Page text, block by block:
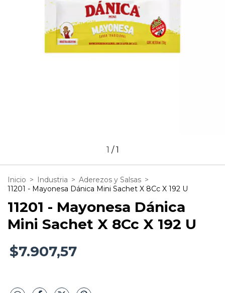
1 /1
Inicio > Industria > Aderezos y Salsas >
11201 - Mayonesa Dánica Mini Sachet X 8Cc X 192 U
11201 - Mayonesa Dánica
Mini Sachet X 8Cc X 192 U
$7.907,57